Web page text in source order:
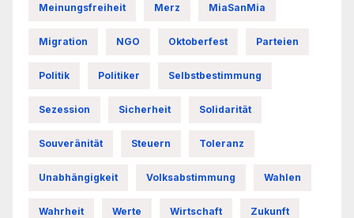
Meinungsfreiheit Merz MiaSanMia
Migration NGO Oktoberfest Parteien
Politik Politiker Selbstbestimmung
Sezession Sicherheit Solidarität
Souveränität Steuern Toleranz
Unabhängigkeit Volksabstimmung Wahlen
Wahrheit Werte Wirtschaft Zukunft